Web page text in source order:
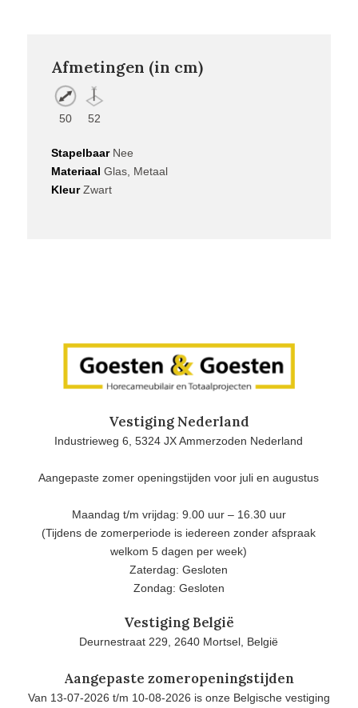
Afmetingen (in cm)
50 52
StapelbaarNee
Materiaal Glas, Metaal
KleurZwart
Vestiging Nederland
Industrieweg 6, 5324 JX Ammerzoden Nederland
Aangepaste zomer openingstijden voor juli en augustus
Maandag t/m vrijdag: 9.00 uur – 16.30 uur
(Tijdens de zomerperiode is iedereen zonder afspraak
welkom 5 dagen per week)
Zaterdag: Gesloten
Zondag: Gesloten
Vestiging België
Deurnestraat 229, 2640 Mortsel, België
Aangepaste zomeropeningstijden
Van 13-07-2026 t/m 10-08-2026 is onze Belgische vestiging